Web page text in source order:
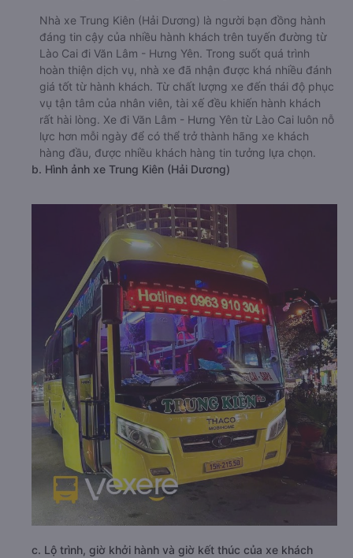
Nhà xe Trung Kiên (Hải Dương) là người bạn đồng hành
đáng tin cậy của nhiều hành khách trên tuyến đường từ
Lào Cai đi Văn Lâm - Hưng Yên. Trong suốt quá trình
hoàn thiện dịch vụ, nhà xe đã nhận được khá nhiều đánh
giá tốt từ hành khách. Từ chất lượng xe đến thái độ phục
vụ tận tâm của nhân viên, tài xế đều khiến hành khách
rất hài lòng. Xe đi Văn Lâm - Hưng Yên từ Lào Cai luôn nỗ
lực hơn mỗi ngày để có thể trở thành hãng xe khách
hàng đầu, được nhiều khách hàng tin tưởng lựa chọn.
b. Hình ảnh xe Trung Kiên (Hải Dương)
c. Lộ trình, giờ khởi hành và giờ kết thúc của xe khách